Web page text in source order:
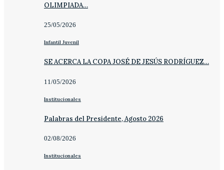
OLIMPIADA…
25/05/2026
Infantil Juvenil
SE ACERCA LA COPA JOSÉ DE JESÚS RODRÍGUEZ…
11/05/2026
Institucionales
Palabras del Presidente, Agosto 2026
02/08/2026
Institucionales